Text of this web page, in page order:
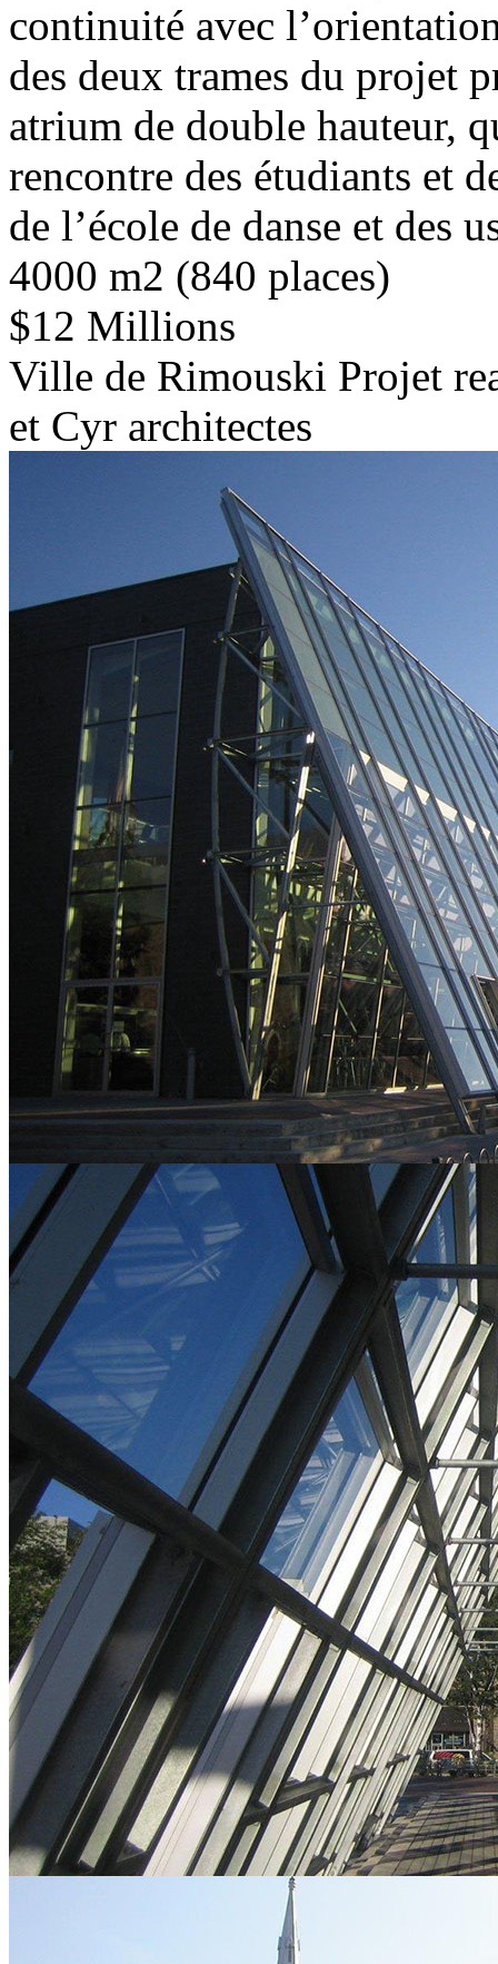
continuité avec
des deux trames du projet
atrium de double hauteur,
rencontre des étudiants et
de l’école de danse et des
4000 m2 (840 places)
$12 Millions
Ville de Rimouski Projet
et Cyr architectes